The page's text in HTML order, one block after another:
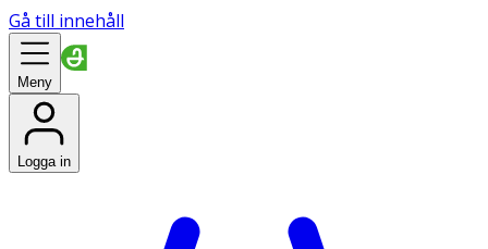
Gå till innehåll
Meny
Logga in